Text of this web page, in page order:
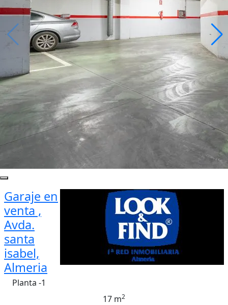
Garaje en
venta ,
Avda.
santa
isabel,
Almeria
Planta -1
17 m2